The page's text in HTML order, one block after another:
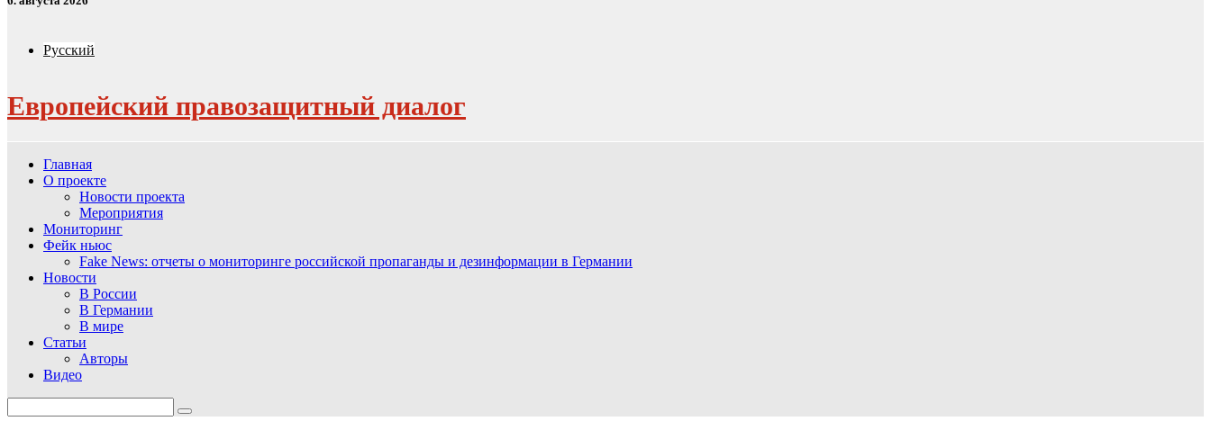
Русский
Европейский правозащитный диалог
Главная
О проекте
Новости проекта
Мероприятия
Мониторинг
Фейк ньюс
Fake News: отчеты о мониторинге российской пропаганды и дезинформации в Германии
Новости
В России
В Германии
В мире
Статьи
Авторы
Видео
for: